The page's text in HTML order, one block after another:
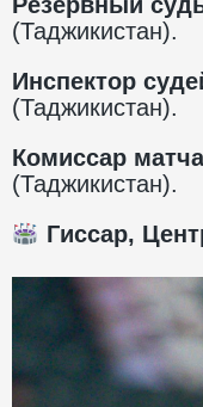
(Таджикистан).
Инспектор
(Таджикистан).
Комиссар
(Таджикистан).
Гиссар,